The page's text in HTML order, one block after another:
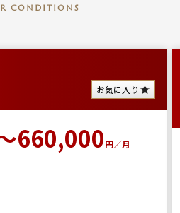
conditions
お気に入り
660,000円／月